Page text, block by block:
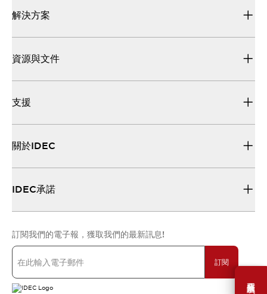
需要幫助嗎？
解決方案
資源與文件
支援
關於IDEC
IDEC承諾
訂閱我們的電子報，獲取我們的最新訊息!
訂閱